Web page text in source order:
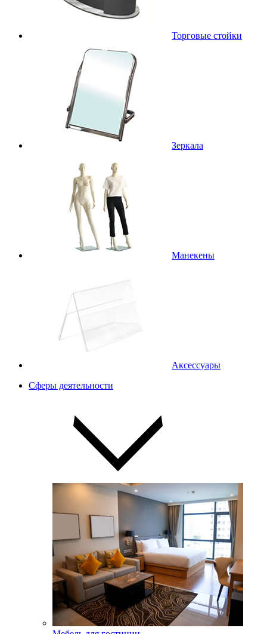
Торговые стойки
Зеркала
Манекены
Аксессуары
Сферы деятельности